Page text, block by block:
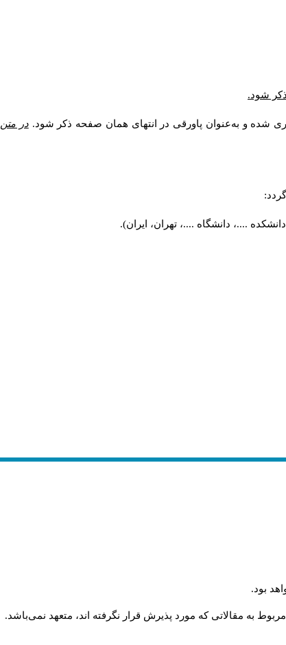
شود.
شده و به‌عنوان پاورقی در انتهای همان صفحه ذکر شود. در متن
....، دانشگاه ....، تهران، ایران).
بود.
به مقالاتی که مورد پذیرش قرار نگرفته اند، متعهد نمی‌باشد.